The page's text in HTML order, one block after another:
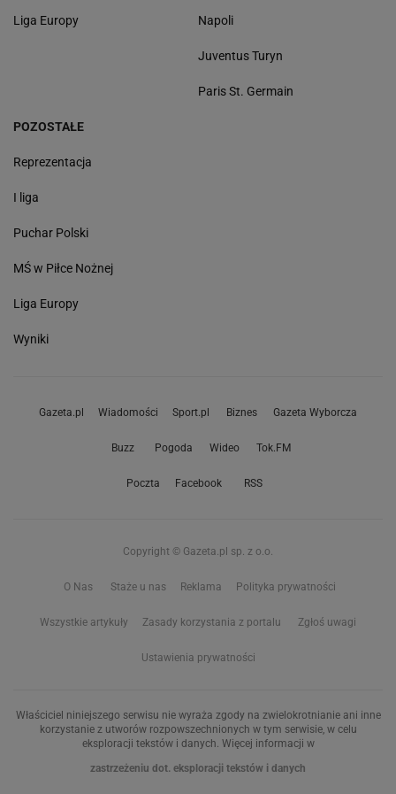
Liga Europy Napoli
Juventus Turyn
Paris St. Germain
POZOSTAŁE
Reprezentacja
I liga
Puchar Polski
MŚ w Piłce Nożnej
Liga Europy
Wyniki
Gazeta.pl Wiadomości Sport.pl Biznes Gazeta Wyborcza
Buzz Pogoda Wideo Tok.FM
Poczta Facebook RSS
Copyright © Gazeta.pl sp. z o.o.
O Nas Staże u nas Reklama Polityka prywatności
Wszystkie artykuły Zasady korzystania z portalu Zgłoś uwagi
Ustawienia prywatności
Właściciel niniejszego serwisu nie wyraża zgody na zwielokrotnianie ani inne
korzystanie z utworów rozpowszechnionych w tym serwisie, w celu
eksploracji tekstów i danych. Więcej informacji w
zastrzeżeniu dot. eksploracji tekstów i danych